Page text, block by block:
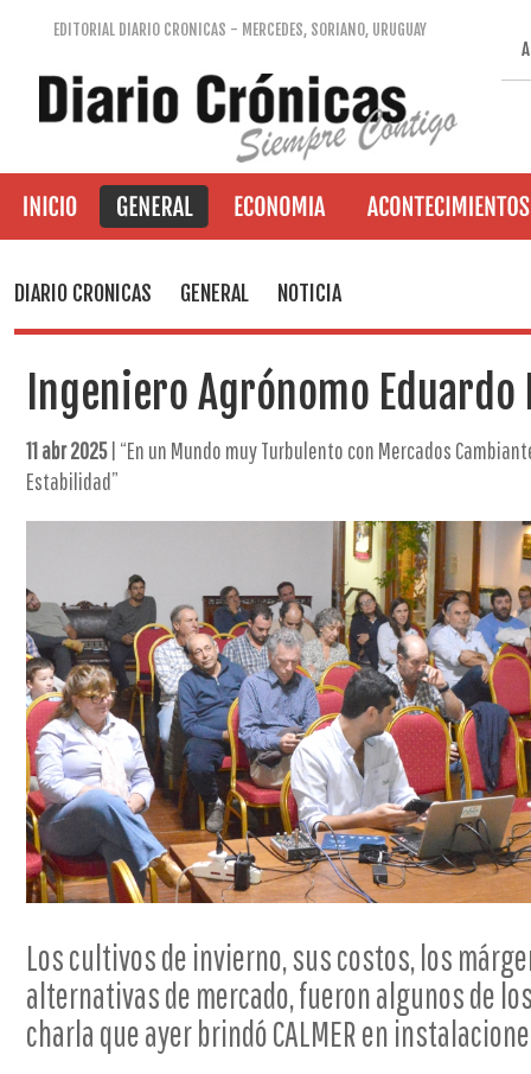
EDITORIAL DIARIO CRONICAS - MERCEDES, SORIANO, URUGUAY
DIARIO CRONICAS GENERAL NOTICIA
Ingeniero Agrónomo Eduardo
11 abr 2025| “En un Mundo muy Turbulento con Mercados
Estabilidad”
Los cultivos de invierno, sus costos, los
alternativas de mercado, fueron algunos de
charla que ayer brindó CALMER en